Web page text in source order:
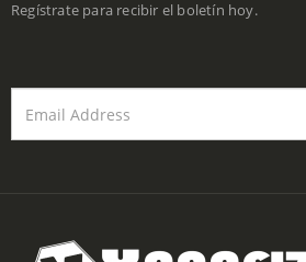
Regístrate para recibir el boletín hoy.